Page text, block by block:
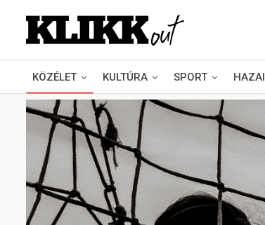
KÖZÉLET KULTÚRA SPORT HAZAI